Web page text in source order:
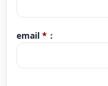
大学の推薦やオーディション
第60回東京国際芸術協会新人
ーコンサート2015に出演。
る韓国陸軍六師団七連隊にて
MONTH FESTIVAL2015にお
email * ：